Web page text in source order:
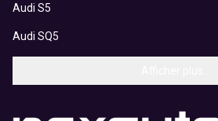
Audi S5
Audi SQ5